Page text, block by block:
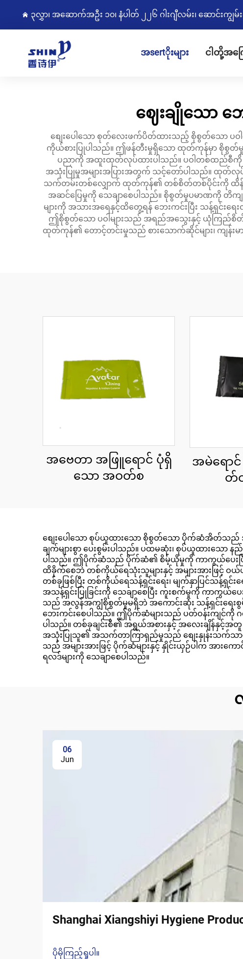
၃လွှာ၊ အဆောက်အဦး ၁၀၊ နံပါတ် ၂၂၆ ဂါးဂျီလမ်း၊ ဆောင်းကျွ
အsertိုးများ ငါတို့အကြ
ဈေးချိုသော
စျေးပေါသော စုတ်လေးဖက်ပိတ်ထားသည့် စိုစွတ်သော ပဝါ
ကိုယ်စားပြုပါသည်။ ဤဖန်တီးမှုရှိသော ထုတ်ကုန်မှာ စိုစွတ်
ပညာကို အထူးထုတ်လုပ်ထားပါသည်။ ပဝါတစ်ထည်စီကို အရ
အသုံးပြုမှုအများအပြားအတွက် သင့်တော်ပါသည်။ ထုတ်လု
သက်တမ်းတစ်လျှောက် ထုတ်ကုန်၏ တစ်စိတ်တစ်ပိုင်းကို ထိန်းသိမ်
အဆင်ပြေမှုကို သေချာစေပါသည်။ စိုစွတ်မှုပမာဏကို တိကျ
များကို အသားအရေနှင့်ထိတွေ့ရန် ဘေးကင်းပြီး သန့်ရှင်းရေ
ဤစိုစွတ်သော ပဝါများသည် အရည်အသွေးနှင့် ယုံကြည်စိတ်ခ
ထုတ်ကုန်၏ တောင့်တင်းမှုသည် စားသောက်ဆိုင်များ၊ ကျန်းမာ
အဗေတာ အဖြူရောင် ပုံရှိ
သော အဝတ်စ
အမဲရောင်
တ်
စျေးပေါသော စုပ်ယူထားသော စိုစွတ်သော ပိုက်ဆံအိတ်သည်
ချက်များစွာ ပေးစွမ်းပါသည်။ ပထမဆုံး၊ စုပ်ယူထားသ
ပါသည်။ ဤပိုက်ဆံသည် ပိုက်ဆံ၏ စိမ့်ယိုမှုကို ကာကွယ်ပေးပြီး
ထိခိုက်စေဘဲ တစ်ကိုယ်ရေသုံးသူများနှင့် အများအားဖြင့် ဝ
တစ်ခုဖြစ်ပြီး တစ်ကိုယ်ရေသန့်ရှင်းရေး၊ မျက်နှာပြင်သန့်
အသန့်ရှင်းပြုခြင်းကို သေချာစေပြီး ကူးစက်မှုကို ကာကွ
သည် အလွန်အကျွံစိုစွတ်မှုမရှိဘဲ အကောင်းဆုံး သန့်ရှင်းရေးစွ
ဘေးကင်းစေပါသည်။ ဤပိုက်ဆံများသည် ပတ်ဝန်းကျင်ကို ဂ
ပါသည်။ တစ်ခုချင်းစီ၏ အရွယ်အစားနှင့် အလေးချိန်နှ
အသုံးပြုသူ၏ အသက်တာကြာရှည်မှုသည် စျေးနှုန်းသက်သာစ
သည် အများအားဖြင့် ပိုက်ဆံများနှင့် နှိုင်းယှဉ်ပါက အားက
ရလဒ်များကို သေချာစေပါသည်။
06
Jun
Shanghai Xiangshiyi Hygiene
ပိုမိုကြည့်ရှုပါ။